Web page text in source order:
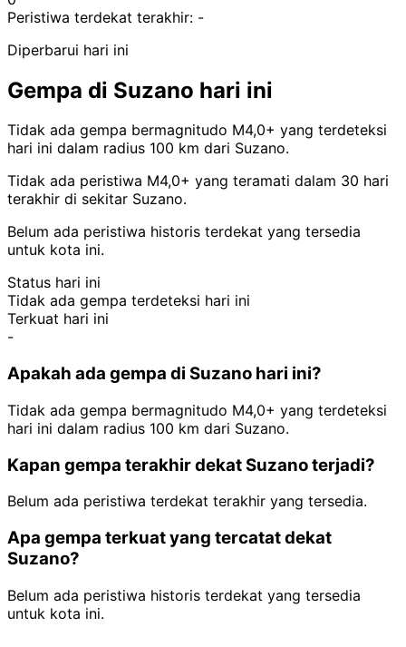
Peristiwa terdekat terakhir: -
Diperbarui hari ini
Gempa di Suzano hari ini
Tidak ada gempa bermagnitudo M4,0+ yang terdeteksi
hari ini dalam radius 100 km dari Suzano.
Tidak ada peristiwa M4,0+ yang teramati dalam 30 hari
terakhir di sekitar Suzano.
Belum ada peristiwa historis terdekat yang tersedia
untuk kota ini.
Status hari ini
Tidak ada gempa terdeteksi hari ini
Terkuat hari ini
-
Apakah ada gempa di Suzano hari ini?
Tidak ada gempa bermagnitudo M4,0+ yang terdeteksi
hari ini dalam radius 100 km dari Suzano.
Kapan gempa terakhir dekat Suzano terjadi?
Belum ada peristiwa terdekat terakhir yang tersedia.
Apa gempa terkuat yang tercatat dekat
Suzano?
Belum ada peristiwa historis terdekat yang tersedia
untuk kota ini.